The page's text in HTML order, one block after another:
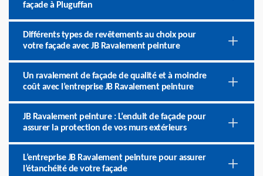
façade à Pluguffan
Différents types de revêtements au choix pour
votre façade avec JB Ravalement peinture
Un ravalement de façade de qualité et à moindre
coût avec l’entreprise JB Ravalement peinture
JB Ravalement peinture : L’enduit de façade pour
assurer la protection de vos murs extérieurs
L’entreprise JB Ravalement peinture pour assurer
l’étanchéité de votre façade